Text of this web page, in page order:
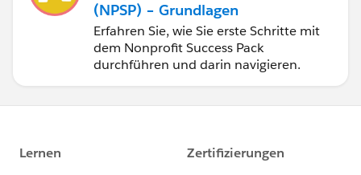
(NPSP) – Grundlagen
Erfahren Sie, wie Sie erste Schritte mit
dem Nonprofit Success Pack
durchführen und darin navigieren.